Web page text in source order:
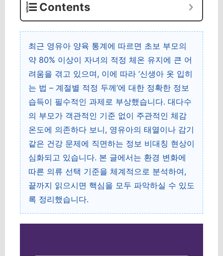
Contents
최근 영유아 양육 통계에 따르면 초보 부모의
약 80% 이상이 자녀의 적정 체온 유지에 큰 어
려움을 겪고 있으며, 이에 따라 ‘신생아 옷 입히
는 법 – 계절별 적정 두께’에 대한 정확한 정보
습득이 필수적인 과제로 부상했습니다. 대다수
의 부모가 객관적인 기준 없이 주관적인 체감
온도에 의존하다 보니, 영유아의 태열이나 감기
같은 건강 문제에 직면하는 정보 비대칭 현상이
심화되고 있습니다. 본 글에서는 환경 변화에
따른 의류 선택 기준을 체계적으로 분석하여,
끝까지 읽으시면 핵심을 모두 파악하실 수 있도
록 정리했습니다.